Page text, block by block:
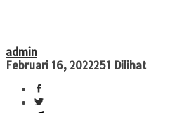
admin
Februari 16, 2022251 Dilihat